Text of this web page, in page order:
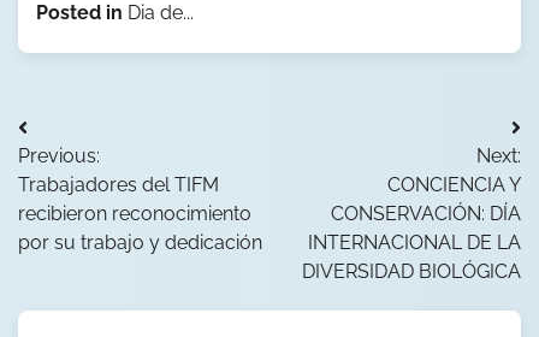
Posted in Dia de...
Navegación
de
entradas
Previous:
Trabajadores del TIFM
recibieron reconocimiento
por su trabajo y dedicación
Next:
CONCIENCIA Y
CONSERVACIÓN: DÍA
INTERNACIONAL DE LA
DIVERSIDAD BIOLÓGICA